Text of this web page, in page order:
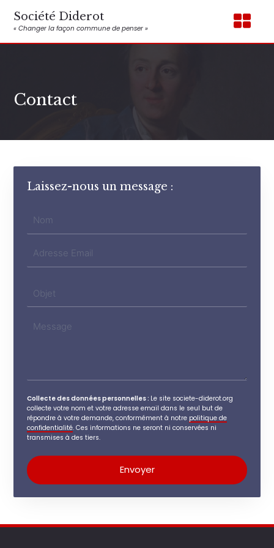
Société Diderot
« Changer la façon commune de penser »
Contact
Laissez-nous un message :
Collecte des données personnelles : Le site societe-diderot.org
collecte votre nom et votre adresse email dans le seul but de
répondre à votre demande, conformément à notre politique de
confidentialité. Ces informations ne seront ni conservées ni
transmises à des tiers.
Envoyer